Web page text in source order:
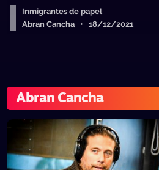
Inmigrantes de papel
Abran Cancha • 18/12/2021
Abran Cancha